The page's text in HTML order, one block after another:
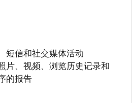
短信和社交媒体活动
片、视频、浏览历史记录和
的报告